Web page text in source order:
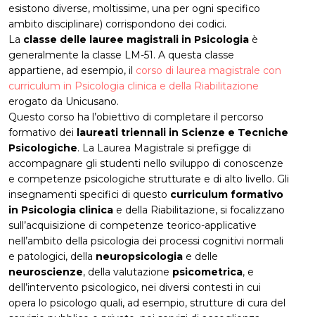
esistono diverse, moltissime, una per ogni specifico
ambito disciplinare) corrispondono dei codici.
La classe delle lauree magistrali in Psicologia è
generalmente la classe LM-51. A questa classe
appartiene, ad esempio, il corso di laurea magistrale con
curriculum in Psicologia clinica e della Riabilitazione
erogato da Unicusano.
Questo corso ha l’obiettivo di completare il percorso
formativo dei laureati triennali in Scienze e Tecniche
Psicologiche. La Laurea Magistrale si prefigge di
accompagnare gli studenti nello sviluppo di conoscenze
e competenze psicologiche strutturate e di alto livello. Gli
insegnamenti specifici di questo curriculum formativo
in Psicologia clinica e della Riabilitazione, si focalizzano
sull’acquisizione di competenze teorico-applicative
nell’ambito della psicologia dei processi cognitivi normali
e patologici, della neuropsicologia e delle
neuroscienze, della valutazione psicometrica, e
dell’intervento psicologico, nei diversi contesti in cui
opera lo psicologo quali, ad esempio, strutture di cura del